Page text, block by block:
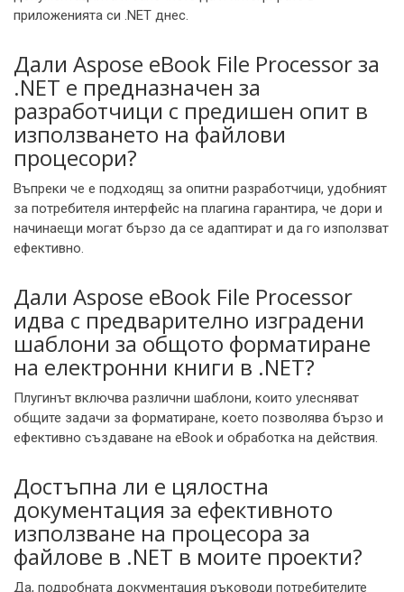
приложенията си .NET днес.
Дали Aspose eBook File Processor за
.NET е предназначен за
разработчици с предишен опит в
използването на файлови
процесори?
Въпреки че е подходящ за опитни разработчици, удобният
за потребителя интерфейс на плагина гарантира, че дори и
начинаещи могат бързо да се адаптират и да го използват
ефективно.
Дали Aspose eBook File Processor
идва с предварително изградени
шаблони за общото форматиране
на електронни книги в .NET?
Плугинът включва различни шаблони, които улесняват
общите задачи за форматиране, което позволява бързо и
ефективно създаване на eBook и обработка на действия.
Достъпна ли е цялостна
документация за ефективното
използване на процесора за
файлове в .NET в моите проекти?
Да, подробната документация ръководи потребителите